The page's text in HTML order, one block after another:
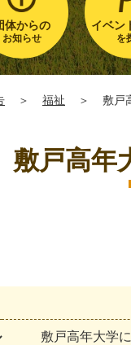
体からの
お知らせ
イベン
を
＞ 福祉 ＞ 敷戸
敷戸高年
敷 戸高年大学に